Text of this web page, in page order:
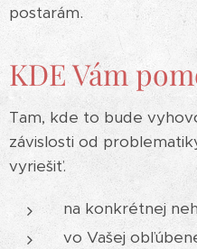
postarám.
KDE Vám
Tam, kde to bude
závislosti od
vyriešiť.
na konkrétnej
vo Vašej